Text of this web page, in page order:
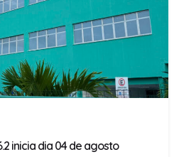
inicia dia 04 de agosto